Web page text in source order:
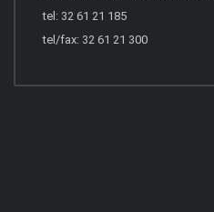
tel: 32 61 21 185
tel/fax: 32 61 21 300